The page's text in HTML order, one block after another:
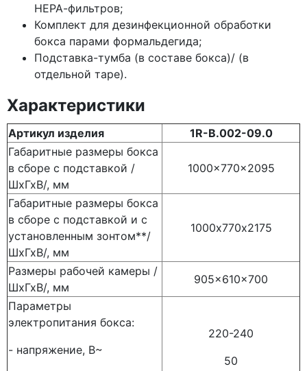
НЕРА-фильтров;
Комплект для дезинфекционной обработки
бокса парами формальдегида;
Подставка-тумба (в составе бокса)/ (в
отдельной таре).
Характеристики
Артикул изделия
1R-В.002-09.0
Габаритные размеры бокса
в сборе с подставкой /
ШхГхВ/, мм
1000x770x2095
Габаритные размеры бокса
в сборе с подставкой и с
установленным зонтом**/
ШхГхВ/, мм
1000х770х2175
Размеры рабочей камеры /
ШхГхВ/, мм
905x610x700
Параметры
электропитания бокса:
- напряжение, В~
220-240
50